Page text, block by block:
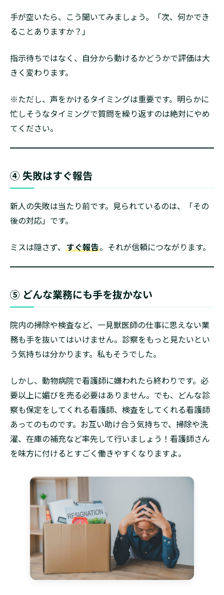
手が空いたら、こう聞いてみましょう。「次、何かでき
ることありますか？」
指示待ちではなく、自分から動けるかどうかで評価は大
きく変わります。
※ただし、声をかけるタイミングは重要です。明らかに
忙しそうなタイミングで質問を繰り返すのは絶対にやめ
てください。
④ 失敗はすぐ報告
新人の失敗は当たり前です。見られているのは、「その
後の対応」です。
ミスは隠さず、 すぐ報告。それが信頼につながります。
⑤ どんな業務にも手を抜かない
院内の掃除や検査など、一見獣医師の仕事に思えない業
務も手を抜いてはいけません。診察をもっと見たいとい
う気持ちは分かります。私もそうでした。
しかし、動物病院で看護師に嫌われたら終わりです。必
要以上に媚びを売る必要はありません。でも、どんな診
察も保定をしてくれる看護師、検査をしてくれる看護師
あってのものです。お互い助け合う気持ちで、掃除や洗
濯、在庫の補充など率先して行いましょう！看護師さん
を味方に付けるとすごく働きやすくなりますよ。